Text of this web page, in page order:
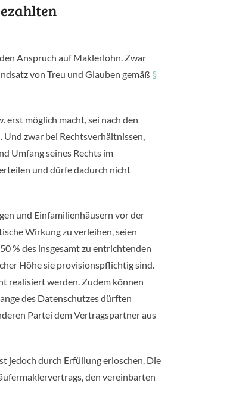
Anspruch auf Maklerlohn. Zwar
von Treu und Glauben gemäß §
erst möglich macht, sei nach den
zwar bei Rechtsverhältnissen,
Umfang seines Rechts im
und dürfe dadurch nicht
und Einfamilienhäusern vor der
Wirkung zu verleihen, seien
% des insgesamt zu entrichtenden
Höhe sie provisionspflichtig sind.
realisiert werden. Zudem können
des Datenschutzes dürften
Partei dem Vertragspartner aus
jedoch durch Erfüllung erloschen. Die
den vereinbarten